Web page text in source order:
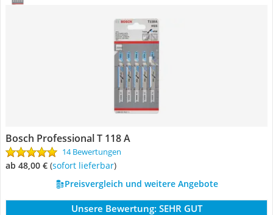
Bosch Professional T 118 A
14 Bewertungen
ab 48,00 € ( Sofort lieferbar)
Preisvergleich und weitere Angebote
Unsere Bewertung: SEHR GUT